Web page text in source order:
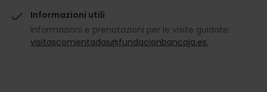
Informazioni utili
Informazioni e prenotazioni per le visite guidate:
visitascomentadas@fundacionbancaja.es.